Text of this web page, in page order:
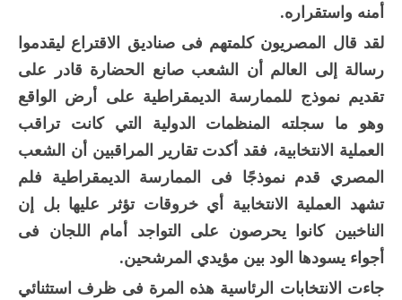
أمنه واستقراره.
لقد قال المصريون كلمتهم فى صناديق الاقتراع ليقدموا
رسالة إلى العالم أن الشعب صانع الحضارة قادر على
تقديم نموذج للممارسة الديمقراطية على أرض الواقع
وهو ما سجلته المنظمات الدولية التي كانت تراقب
العملية الانتخابية، فقد أكدت تقارير المراقبين أن الشعب
المصري قدم نموذجًا فى الممارسة الديمقراطية فلم
تشهد العملية الانتخابية أي خروقات تؤثر عليها بل إن
الناخبين كانوا يحرصون على التواجد أمام اللجان فى
أجواء يسودها الود بين مؤيدي المرشحين.
جاءت الانتخابات الرئاسية هذه المرة فى ظرف استثنائي